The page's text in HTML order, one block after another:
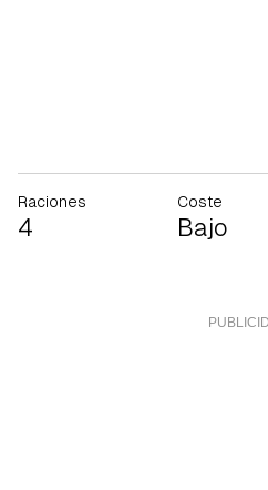
Raciones
4
Coste
Bajo